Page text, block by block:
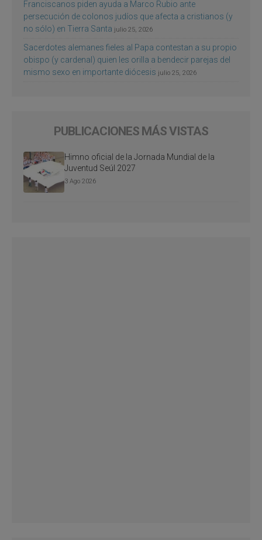
Franciscanos piden ayuda a Marco Rubio ante
persecución de colonos judíos que afecta a cristianos (y
no sólo) en Tierra Santa julio 25, 2026
Sacerdotes alemanes fieles al Papa contestan a su propio
obispo (y cardenal) quien les orilla a bendecir parejas del
mismo sexo en importante diócesis julio 25, 2026
PUBLICACIONES MÁS VISTAS
Himno oficial de la Jornada Mundial de la
Juventud Seúl 2027
3 Ago 2026